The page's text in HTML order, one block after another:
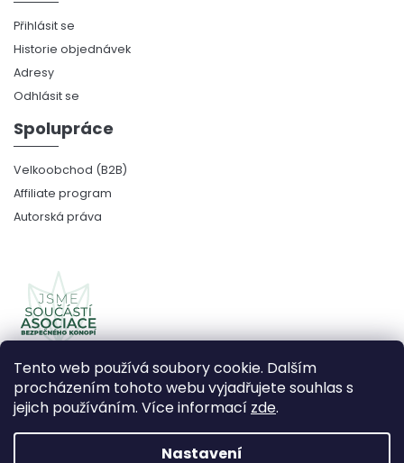
Tento web používá soubory cookie. Dalším
procházením tohoto webu vyjadřujete souhlas s
jejich používáním. Více informací zde.
Nastavení
Přihlásit se
Historie objednávek
Adresy
Odhlásit se
Spolupráce
Velkoobchod (B2B)
Affiliate program
Autorská práva